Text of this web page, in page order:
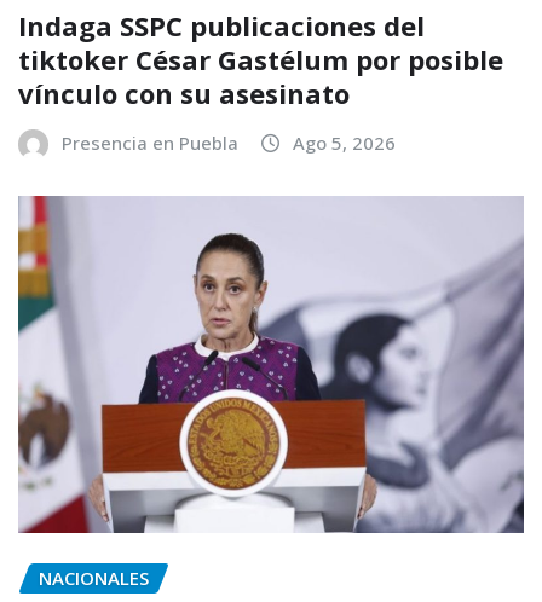
Indaga SSPC publicaciones del
tiktoker César Gastélum por posible
vínculo con su asesinato
Presencia en Puebla Ago 5, 2026
NACIONALES